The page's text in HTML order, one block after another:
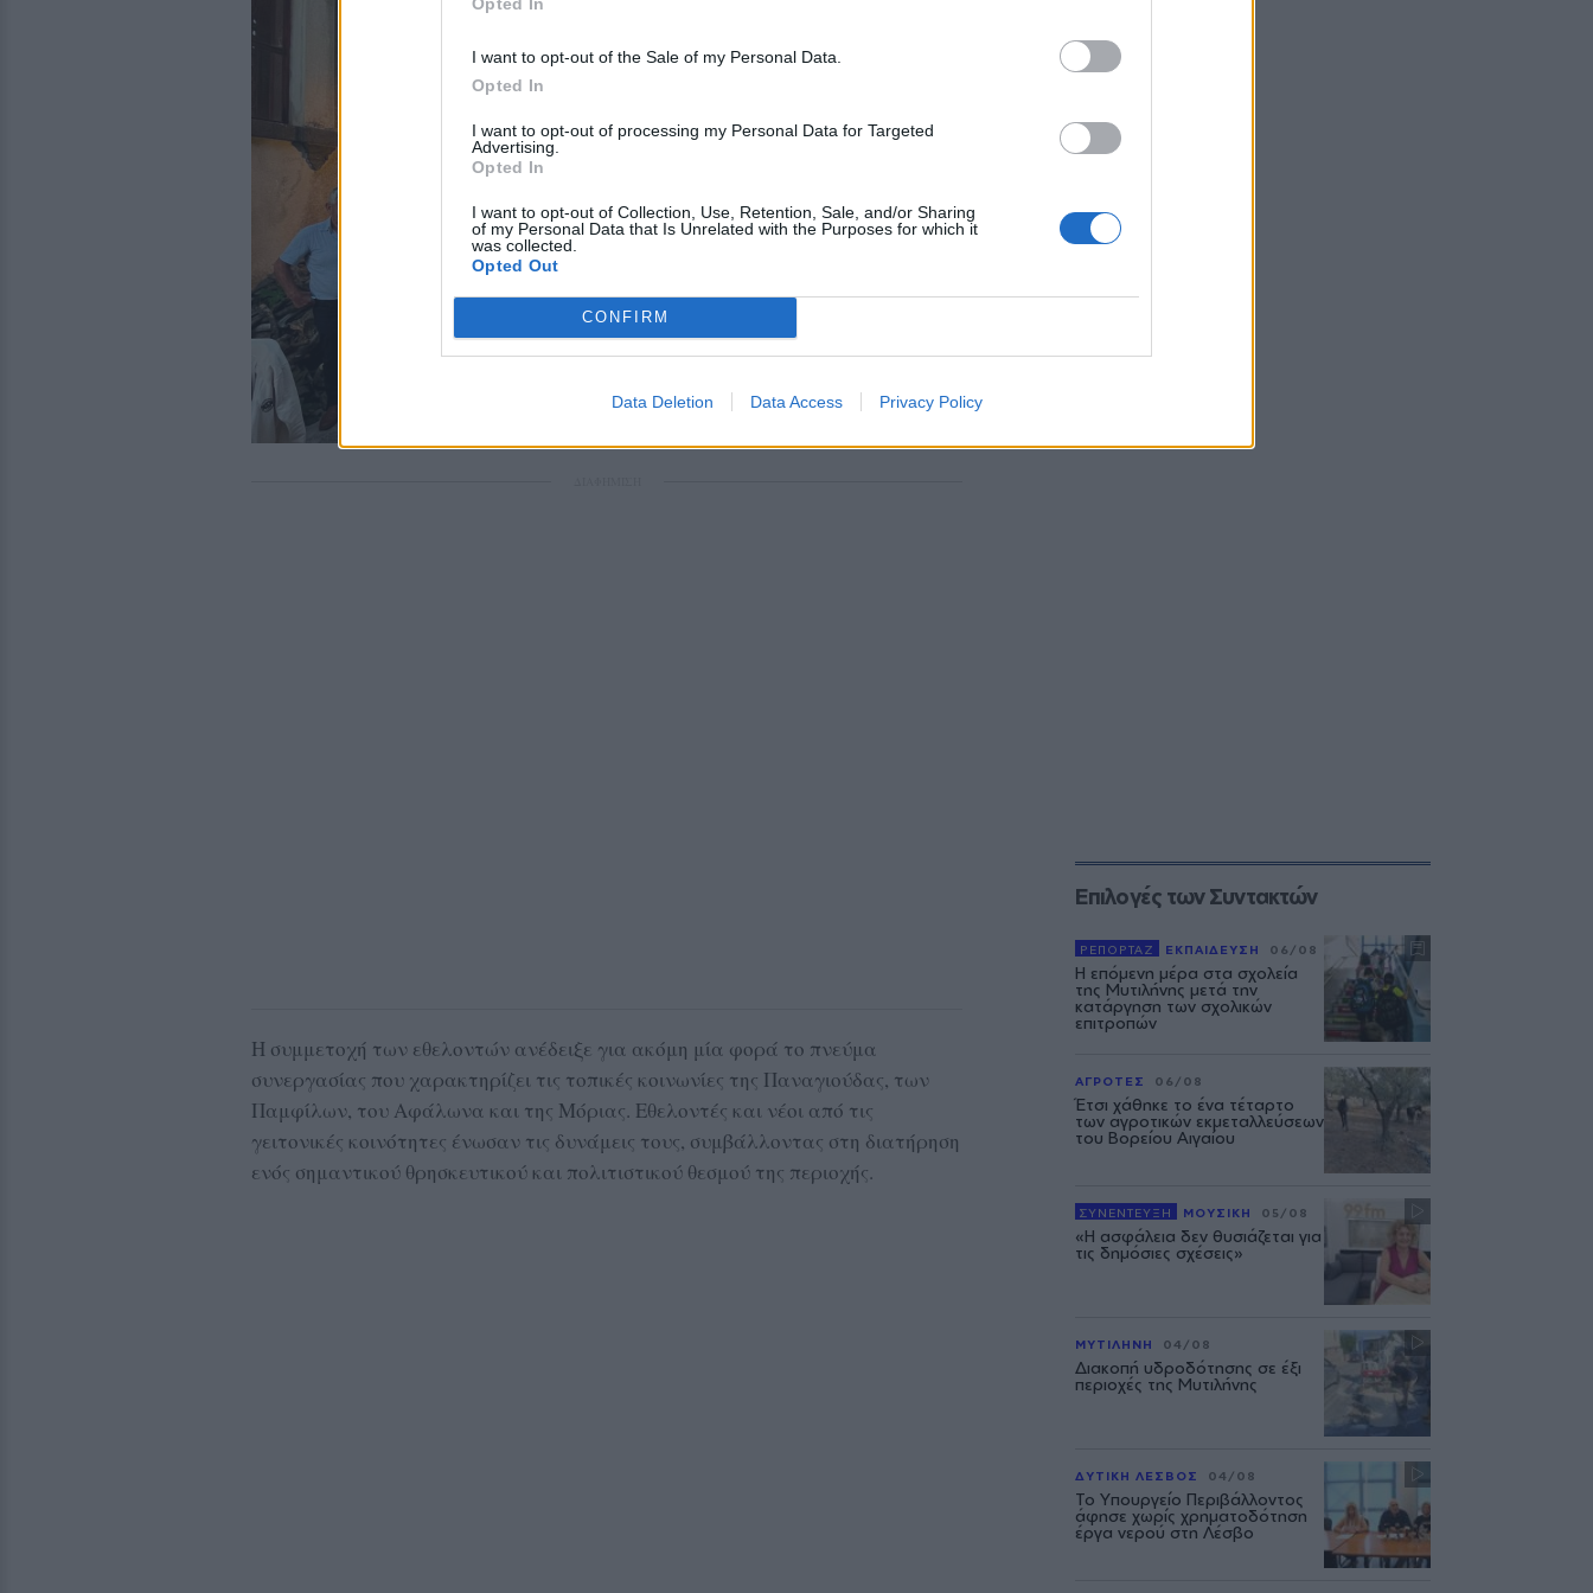
I want to opt-out of the Sale of my Personal Data.
Opted In
I want to opt-out of processing my Personal Data for Targeted
Advertising.
Opted In
I want to opt-out of Collection, Use, Retention, Sale, and/or Sharing
of my Personal Data that Is Unrelated with the Purposes for which it
was collected.
Opted Out
CONFIRM
Data Deletion Data Access Privacy Policy
Η συμμετοχή των εθελοντών ανέδειξε για ακόμη μία φορά το πνεύμα
συνεργασίας που χαρακτηρίζει τις τοπικές κοινωνίες της Παναγιούδας, των
Παμφίλων, του Αφάλωνα και της Μόριας. Εθελοντές και νέοι από τις
γειτονικές κοινότητες ένωσαν τις δυνάμεις τους, συμβάλλοντας στη διατήρηση
ενός σημαντικού θρησκευτικού και πολιτιστικού θεσμού της περιοχής.
Επιλογές των Συντακτών
ΡΕΠΟΡΤΑΖ ΕΚΠΑΙΔΕΥΣΗ 06/08
Η επόμενη μέρα στα σχολεία
της Μυτιλήνης μετά την
κατάργηση των σχολικών
επιτροπών
ΑΓΡΟΤΕΣ 06/08
Έτσι χάθηκε το ένα τέταρτο
των αγροτικών εκμεταλλεύσεων
του Βορείου Αιγαίου
ΣΥΝΕΝΤΕΥΞΗ ΜΟΥΣΙΚΗ 05/08
«Η ασφάλεια δεν θυσιάζεται για
τις δημόσιες σχέσεις»
ΜΥΤΙΛΗΝΗ 04/08
Διακοπή υδροδότησης σε έξι
περιοχές της Μυτιλήνης
ΔΥΤΙΚΗ ΛΕΣΒΟΣ 04/08
Το Υπουργείο Περιβάλλοντος
άφησε χωρίς χρηματοδότηση
έργα νερού στη Λέσβο